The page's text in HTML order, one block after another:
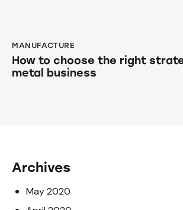
MANUFACTURE
How to choose the right
metal business
Archives
May 2020